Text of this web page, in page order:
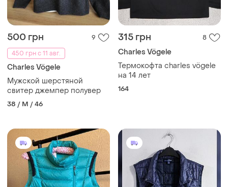
500 грн
9
450 грн с 11 авг.
Charles Vögele
Мужской шерстяной
свитер джемпер полувер
38 / M / 46
315 грн 8
Charles Vögele
Термокофта charles vögele
на 14 лет
164